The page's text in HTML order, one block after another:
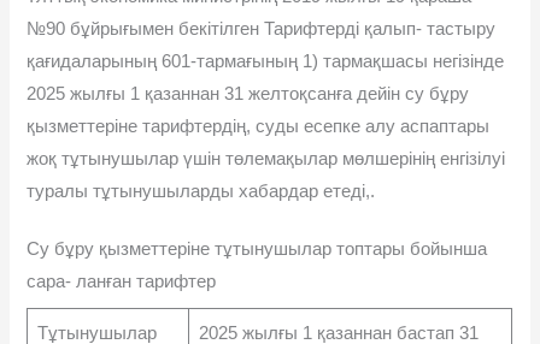
№90 бұйрығымен бекітілген Тарифтерді қалып- тастыру
қағидаларының 601-тармағының 1) тармақшасы негізінде
2025 жылғы 1 қазаннан 31 желтоқсанға дейін су бұру
қызметтеріне тарифтердің, суды есепке алу аспаптары
жоқ тұтынушылар үшін төлемақылар мөлшерінің енгізілуі
туралы тұтынушыларды хабардар етеді,.
Су бұру қызметтеріне тұтынушылар топтары бойынша
сара- ланған тарифтер
Тұтынушылар
2025 жылғы 1 қазаннан бастап 31